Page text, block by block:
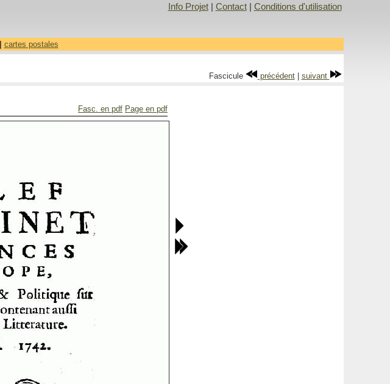
Info Projet| Contact| Conditions d'utilisation
cartes postales
Fascicule précédent| suivant
Fasc. en pdf Page en pdf